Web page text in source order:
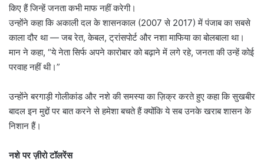
किए हैं जिन्हें जनता कभी माफ नहीं करेगी।
उन्होंने कहा कि अकाली दल के शासनकाल (2007 से 2017) में पंजाब का सबसे
काला दौर था — जब रेत, केबल, ट्रांसपोर्ट और नशा माफिया का बोलबाला था।
मान ने कहा, “ये नेता सिर्फ अपने कारोबार को बढ़ाने में लगे रहे, जनता की उन्हें कोई
परवाह नहीं थी।”
उन्होंने बरगाड़ी गोलीकांड और नशे की समस्या का ज़िक्र करते हुए कहा कि सुखबीर
बादल इन मुद्दों पर बात करने से हमेशा बचते हैं क्योंकि ये सब उनके खराब शासन के
निशान हैं।
नशे पर ज़ीरो टॉलरेंस